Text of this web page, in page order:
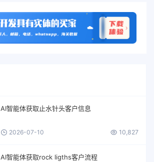
AI智能体获取止水针头客户信息
2026-07-10 10,827
AI智能体获取rock ligths客户流程